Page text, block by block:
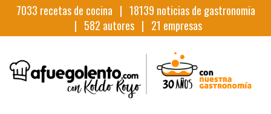
7033 recetas de cocina | 18139 noticias de gastronomia
| 582 autores | 21 empresas